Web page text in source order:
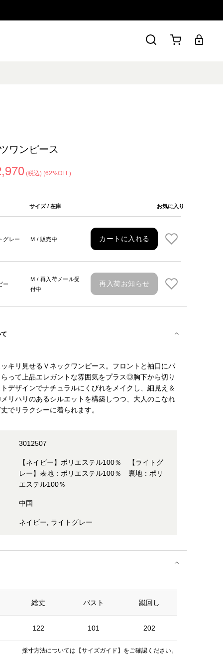
ワンピース
(税込) (62%OFF)
サイズ / 在庫 お気に入り
グレー M / 販売中 カートに入れる
ー
M / 再入荷メール受
付中
再入荷お知らせ
キリ見せるＶネックワンピース。フロントと袖口にパ
って上品エレガントな雰囲気をプラス◎胸下から切り
デザインでナチュラルにくびれをメイクし、細見え＆
リハリのあるシルエットを構築しつつ、大人のこなれ
でリラクシーに着られます。
3012507
【ネイビー】ポリエステル100％ 【ライトグ
レー】表地：ポリエステル100％ 裏地：ポリ
エステル100％
中国
ネイビー, ライトグレー
総丈 バスト 蹴回し
122 101 202
採寸方法については 【サイズガイド】 をご確認ください。